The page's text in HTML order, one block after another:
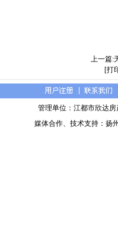
上一
[打
管理单位：江都市欣达
媒体合作、技术支持：扬